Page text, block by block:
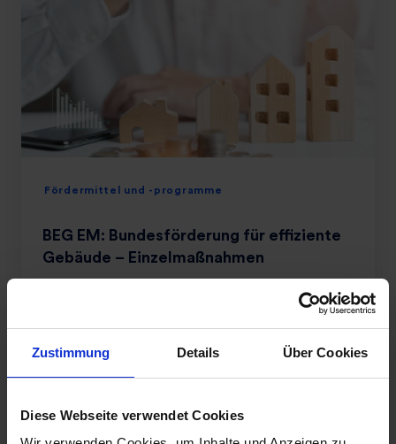
Zustimmung Details Über Cookies
Diese Webseite verwendet Cookies
Fördermittel und -programme
BEG EM: Bundesförderung für effiziente
Gebäude – Einzelmaßnahmen